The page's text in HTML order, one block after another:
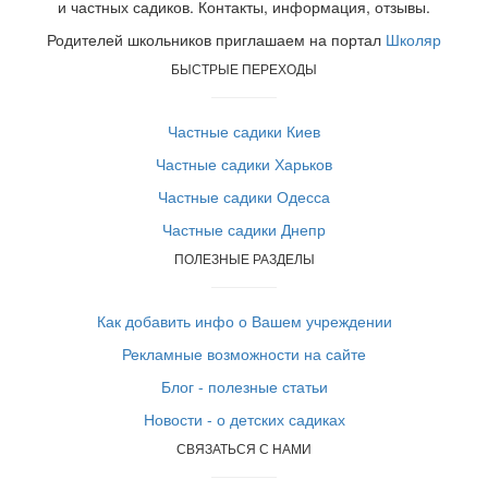
и частных садиков. Контакты, информация, отзывы.
Родителей школьников приглашаем на портал Школяр
БЫСТРЫЕ ПЕРЕХОДЫ
Частные садики Киев
Частные садики Харьков
Частные садики Одесса
Частные садики Днепр
ПОЛЕЗНЫЕ РАЗДЕЛЫ
Как добавить инфо о Вашем учреждении
Рекламные возможности на сайте
Блог - полезные статьи
Новости - о детских садиках
СВЯЗАТЬСЯ С НАМИ